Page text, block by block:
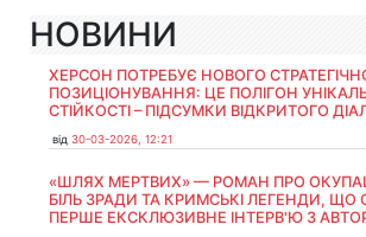
НОВИНИ
ХЕРСОН ПОТРЕБУЄ НОВОГО
ПОЗИЦІОНУВАННЯ: ЦЕ ПОЛІГОН
СТІЙКОСТІ – ПІДСУМКИ ВІДКРИТОГО
від 30-03-2026, 12:21
«ШЛЯХ МЕРТВИХ» — РОМАН ПРО
БІЛЬ ЗРАДИ ТА КРИМСЬКІ ЛЕГЕНДИ, ЩО
ПЕРШЕ ЕКСКЛЮЗИВНЕ ІНТЕРВ'Ю З